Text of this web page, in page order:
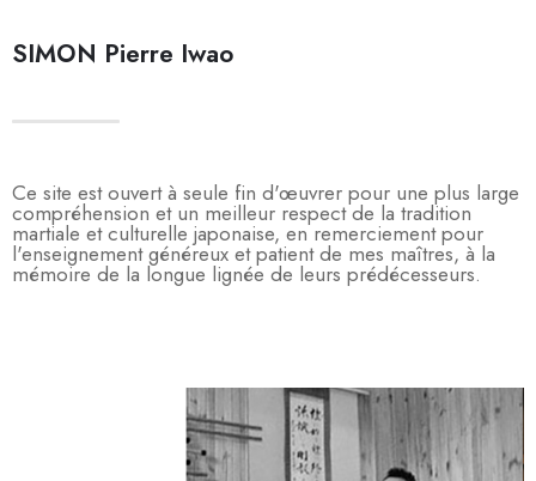
SIMON Pierre Iwao
Ce site est ouvert à seule fin d'œuvrer pour une plus large
compréhension et un meilleur respect de la tradition
martiale et culturelle japonaise, en remerciement pour
l'enseignement généreux et patient de mes maîtres, à la
mémoire de la longue lignée de leurs prédécesseurs.